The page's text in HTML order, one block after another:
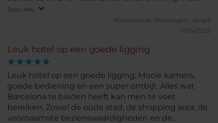
het restaurant viel wat tegen. (Pizza calzone was
nog rauw vanbinnen en kaas helemaal niet
gesmolten, ook de andere pizza's waren niet geheel
vriendelijk i.v.g. het gehele hotel) had hier ook
helemaal geen oog voor precies. Nochtans
overduidelijk bij het afruimen dat er nog veel over
was. Voor de rest wel super tevreden vh hotel en
zeker een aanrader.
Toon info
NikkieBenoit. Wondelgem, België
17/04/2023
Leuk hotel op een goede ligging
Leuk hotel op een goede ligging. Mooie kamers,
goede bediening en een super ontbijt. Alles wat
Barcelona te bieden heeft kan men te voet
bereiken. Zowel de oude stad, de shopping area, de
voornaamste bezienswaardigheden en de